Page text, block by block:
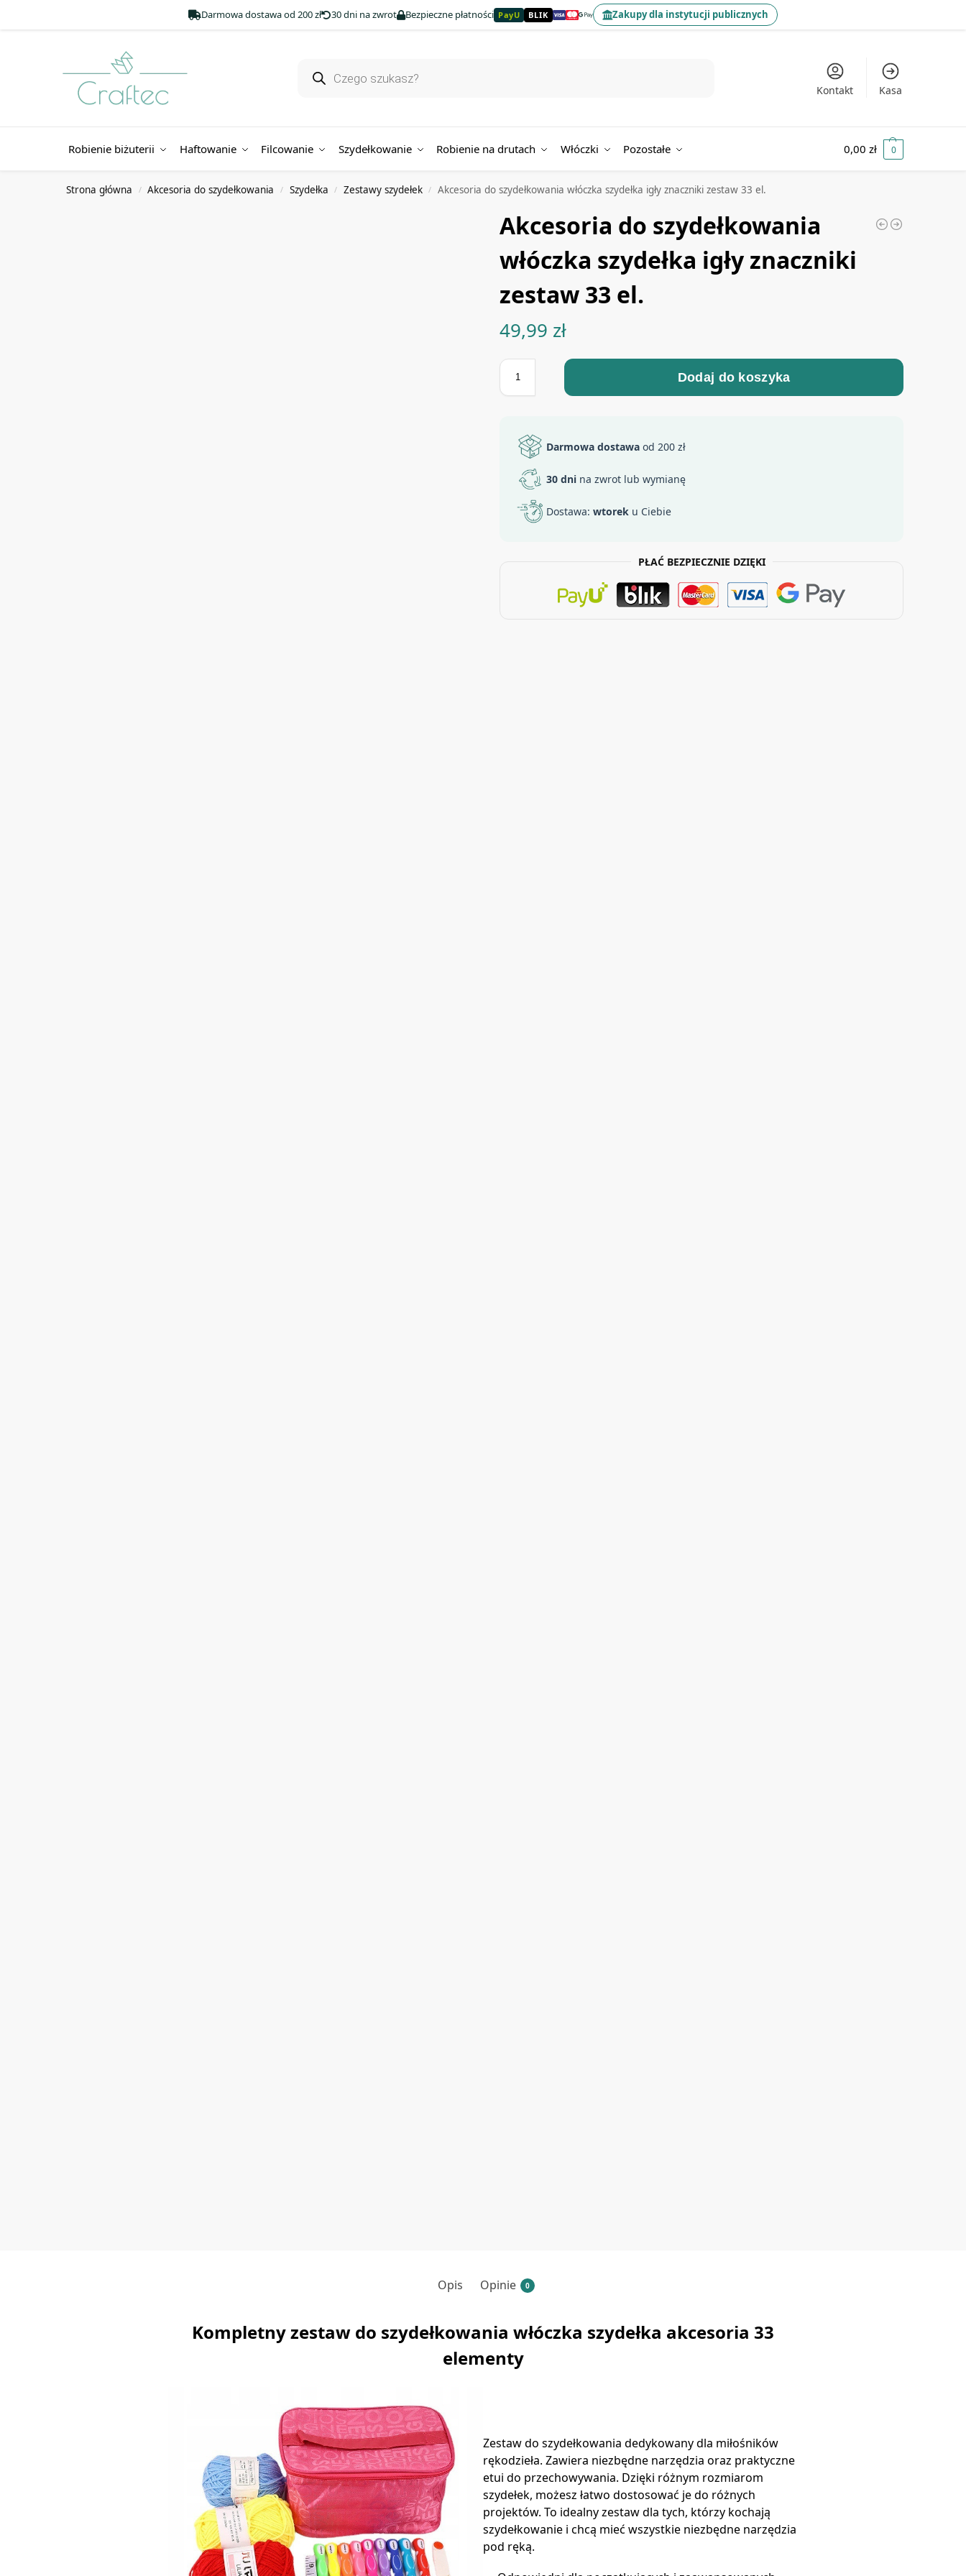
Darmowa dostawa od 200 zł 30 dni na zwrot Bezpieczne płatności PayU BLIK Zakupy dla instytucji publicznych
Kontakt Kasa
Robienie biżuterii Haftowanie Filcowanie Szydełkowanie Robienie na drutach Włóczki Pozostałe 0,00 zł 0
Strona główna / Akcesoria do szydełkowania / Szydełka / Zestawy szydełek / Akcesoria do szydełkowania włóczka szydełka igły znaczniki zestaw 33 el.
Akcesoria do szydełkowania
włóczka szydełka igły znaczniki
zestaw 33 el.
49,99 zł
Dodaj do koszyka
Darmowa dostawa od 200 zł
30 dni na zwrot lub wymianę
Dostawa:wtorek u Ciebie
PŁAĆ BEZPIECZNIE DZIĘKI
Opis Opinie 0
Kompletny zestaw do szydełkowania włóczka szydełka akcesoria 33
elementy
Zestaw do szydełkowania dedykowany dla miłośników
rękodzieła. Zawiera niezbędne narzędzia oraz praktyczne
etui do przechowywania. Dzięki różnym rozmiarom
szydełek, możesz łatwo dostosować je do różnych
projektów. To idealny zestaw dla tych, którzy kochają
szydełkowanie i chcą mieć wszystkie niezbędne narzędzia
pod ręką.